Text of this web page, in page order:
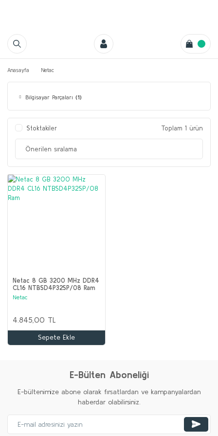
Anasayfa Netac
Bilgisayar Parçaları (1)
Stoktakiler Toplam 1 ürün
Netac 8 GB 3200 MHz DDR4
CL16 NTBSD4P32SP/08 Ram
Netac
4.845,00 TL
Sepete Ekle
E-Bülten Aboneliği
E-bültenimize abone olarak fırsatlardan ve kampanyalardan
haberdar olabilirsiniz.